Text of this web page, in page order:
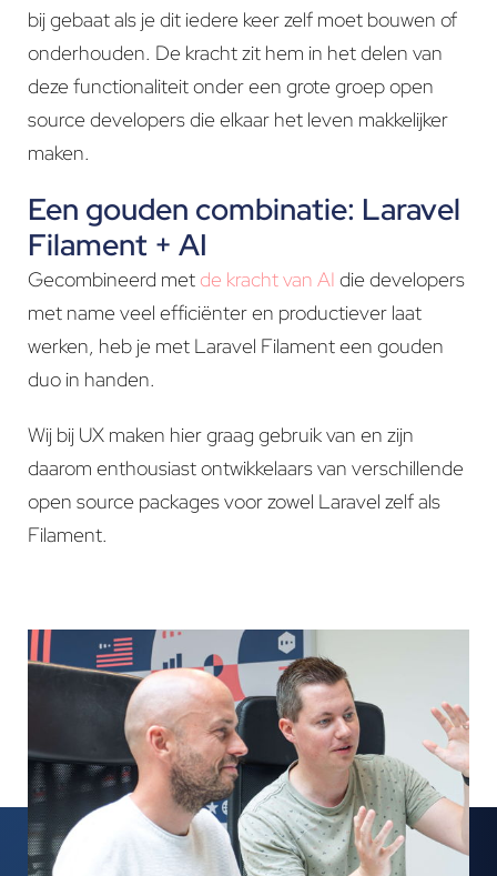
bij gebaat als je dit iedere keer zelf moet bouwen of
onderhouden. De kracht zit hem in het delen van
deze functionaliteit onder een grote groep open
source developers die elkaar het leven makkelijker
maken.
Een gouden combinatie: Laravel
Filament + AI
Gecombineerd met de kracht van AI die developers
met name veel efficiënter en productiever laat
werken, heb je met Laravel Filament een gouden
duo in handen.
Wij bij UX maken hier graag gebruik van en zijn
daarom enthousiast ontwikkelaars van verschillende
open source packages voor zowel Laravel zelf als
Filament.